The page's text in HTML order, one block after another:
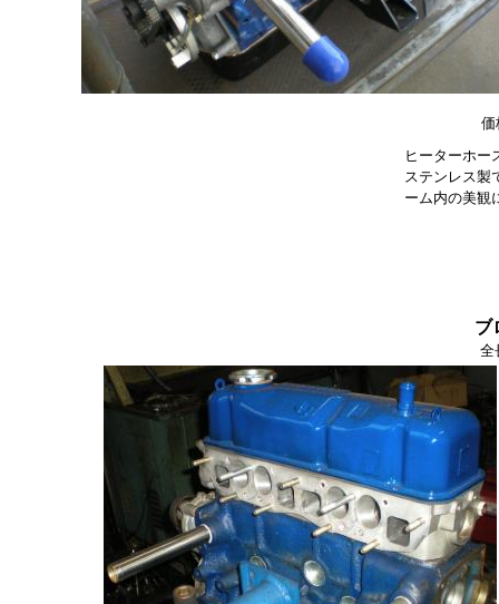
価
ヒーターホー
ステンレス製
ーム内の美観
ブ
全